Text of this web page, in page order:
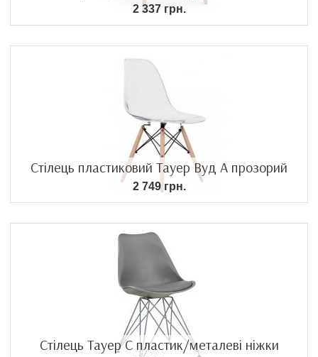
2 337 грн.
Стілець пластиковий Тауер Вуд А прозорий
2 749 грн.
Стілець Тауер С пластик/металеві ніжки